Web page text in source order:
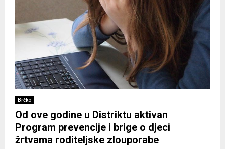
Brčko
Od ove godine u Distriktu aktivan
Program prevencije i brige o djeci
žrtvama roditeljske zlouporabe